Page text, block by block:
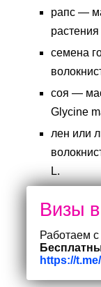
рапс —
семена
соя —
Glycine
лен или
L.
Лай
Если вы
следующих
Работаем с
https://